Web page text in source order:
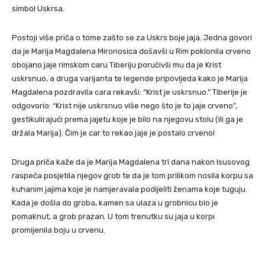
simbol Uskrsa.
Postoji više priča o tome zašto se za Uskrs boje jaja. Jedna govori
da je Marija Magdalena Mironosica došavši u Rim poklonila crveno
obojano jaje rimskom caru Tiberiju poručivši mu da je Krist
uskrsnuo, a druga varijanta te legende pripovijeda kako je Marija
Magdalena pozdravila cara rekavši: “Krist je uskrsnuo.” Tiberije je
odgovorio: “Krist nije uskrsnuo više nego što je to jaje crveno”,
gestikulirajući prema jajetu koje je bilo na njegovu stolu (ili ga je
držala Marija). Čim je car to rekao jaje je postalo crveno!
Druga priča kaže da je Marija Magdalena tri dana nakon Isusovog
raspeća posjetila njegov grob te da je tom prilikom nosila korpu sa
kuhanim jajima koje je namjeravala podijeliti ženama koje tuguju.
Kada je došla do groba, kamen sa ulaza u grobnicu bio je
pomaknut, a grob prazan. U tom trenutku su jaja u korpi
promijenila boju u crvenu.